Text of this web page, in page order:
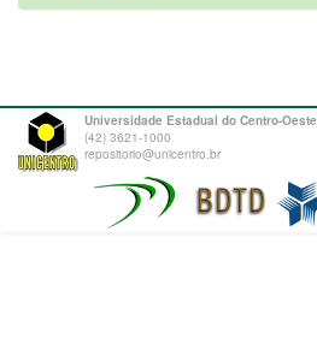
Universidade Estadual do Centro-Oeste
(42) 3621-1000
repositorio@unicentro.br